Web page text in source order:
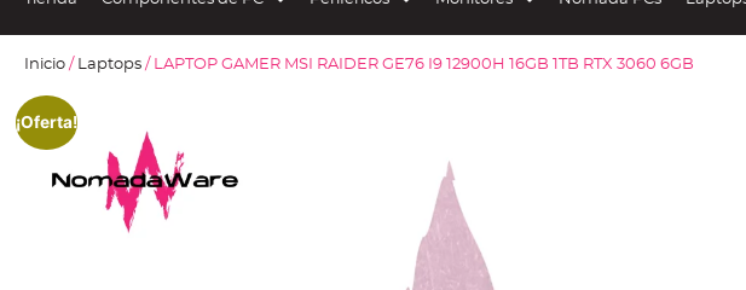
Inicio / Laptops / LAPTOP GAMER MSI RAIDER GE76 I9 12900H 16GB 1TB RTX 3060 6GB
¡Oferta!